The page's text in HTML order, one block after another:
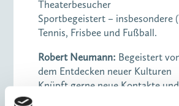
Theaterbesucher
Sportbegeistert – insbesondere
Tennis, Frisbee und Fußball.
Robert Neumann: Begeistert
dem Entdecken neuer Kulturen
Knüpft gerne neue Kontakte